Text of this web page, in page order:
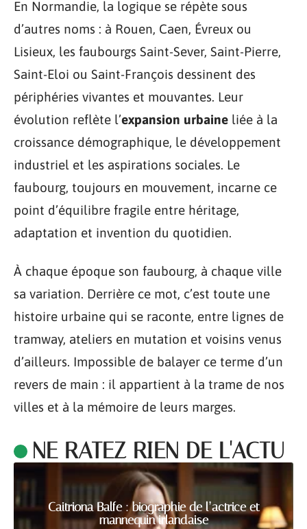
En Normandie, la logique se répète sous
d’autres noms : à Rouen, Caen, Évreux ou
Lisieux, les faubourgs Saint-Sever, Saint-Pierre,
Saint-Eloi ou Saint-François dessinent des
périphéries vivantes et mouvantes. Leur
évolution reflète l’expansion urbaine liée à la
croissance démographique, le développement
industriel et les aspirations sociales. Le
faubourg, toujours en mouvement, incarne ce
point d’équilibre fragile entre héritage,
adaptation et invention du quotidien.
À chaque époque son faubourg, à chaque ville
sa variation. Derrière ce mot, c’est toute une
histoire urbaine qui se raconte, entre lignes de
tramway, ateliers en mutation et voisins venus
d’ailleurs. Impossible de balayer ce terme d’un
revers de main : il appartient à la trame de nos
villes et à la mémoire de leurs marges.
NE RATEZ RIEN DE L'ACTU
Caitriona Balfe : biographie de l’actrice et
mannequin irlandaise